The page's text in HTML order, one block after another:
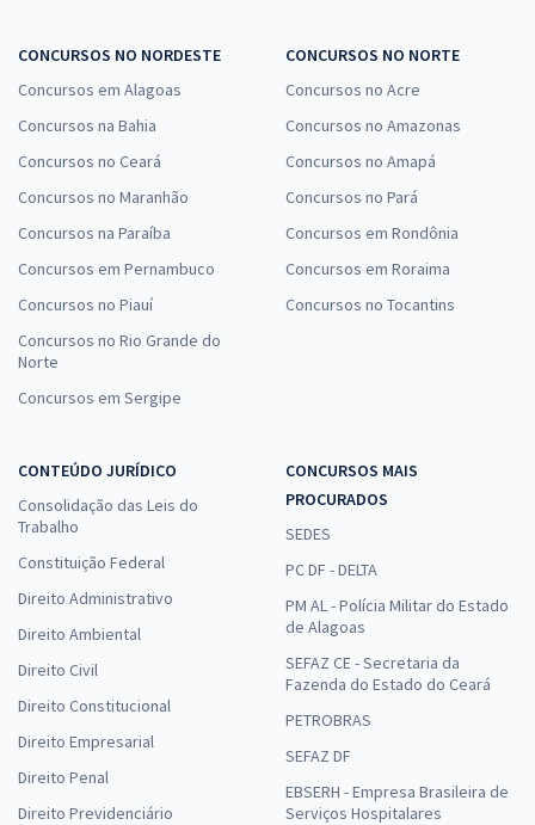
CONCURSOS NO NORDESTE
Concursos em Alagoas
Concursos na Bahia
Concursos no Ceará
Concursos no Maranhão
Concursos na Paraíba
Concursos em Pernambuco
Concursos no Piauí
Concursos no Rio Grande do
Norte
Concursos em Sergipe
CONCURSOS NO NORTE
Concursos no Acre
Concursos no Amazonas
Concursos no Amapá
Concursos no Pará
Concursos em Rondônia
Concursos em Roraima
Concursos no Tocantins
CONTEÚDO JURÍDICO
Consolidação das Leis do
Trabalho
Constituição Federal
Direito Administrativo
Direito Ambiental
Direito Civil
Direito Constitucional
Direito Empresarial
Direito Penal
Direito Previdenciário
CONCURSOS MAIS
PROCURADOS
SEDES
PC DF - DELTA
PM AL - Polícia Militar do Estado
de Alagoas
SEFAZ CE - Secretaria da
Fazenda do Estado do Ceará
PETROBRAS
SEFAZ DF
EBSERH - Empresa Brasileira de
Serviços Hospitalares